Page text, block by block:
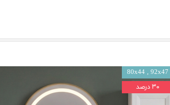
80x44 , 92x47
۳۰ درصد